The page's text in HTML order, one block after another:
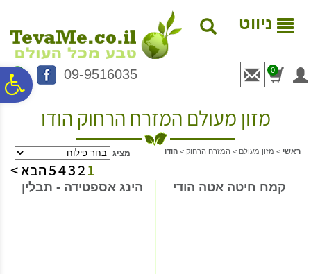
נגישות
המרכזי
ניווט
09-9516035 0
מזון מעולם המזרח הרחוק הודו
ראשי > מזון מעולם > המזרח הרחוק > הודו מציג
1
2
3
4
5הבא >
קמח חיטה אטה הודי הינג אספטידה - תבלין